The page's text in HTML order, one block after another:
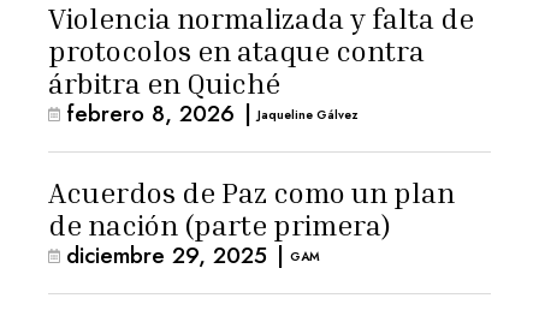
Violencia normalizada y falta de
protocolos en ataque contra
árbitra en Quiché
febrero 8, 2026 | Jaqueline Gálvez
Acuerdos de Paz como un plan
de nación (parte primera)
diciembre 29, 2025 | GAM